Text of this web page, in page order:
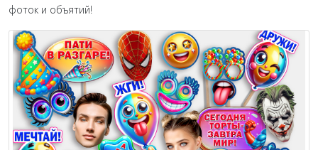
фоток и объятий!